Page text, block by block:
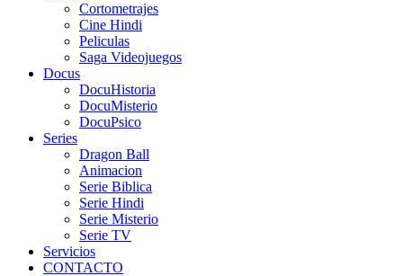
Cortometrajes
Cine Hindi
Peliculas
Saga Videojuegos
Docus
DocuHistoria
DocuMisterio
DocuPsico
Series
Dragon Ball
Animacion
Serie Biblica
Serie Hindi
Serie Misterio
Serie TV
Servicios
CONTACTO